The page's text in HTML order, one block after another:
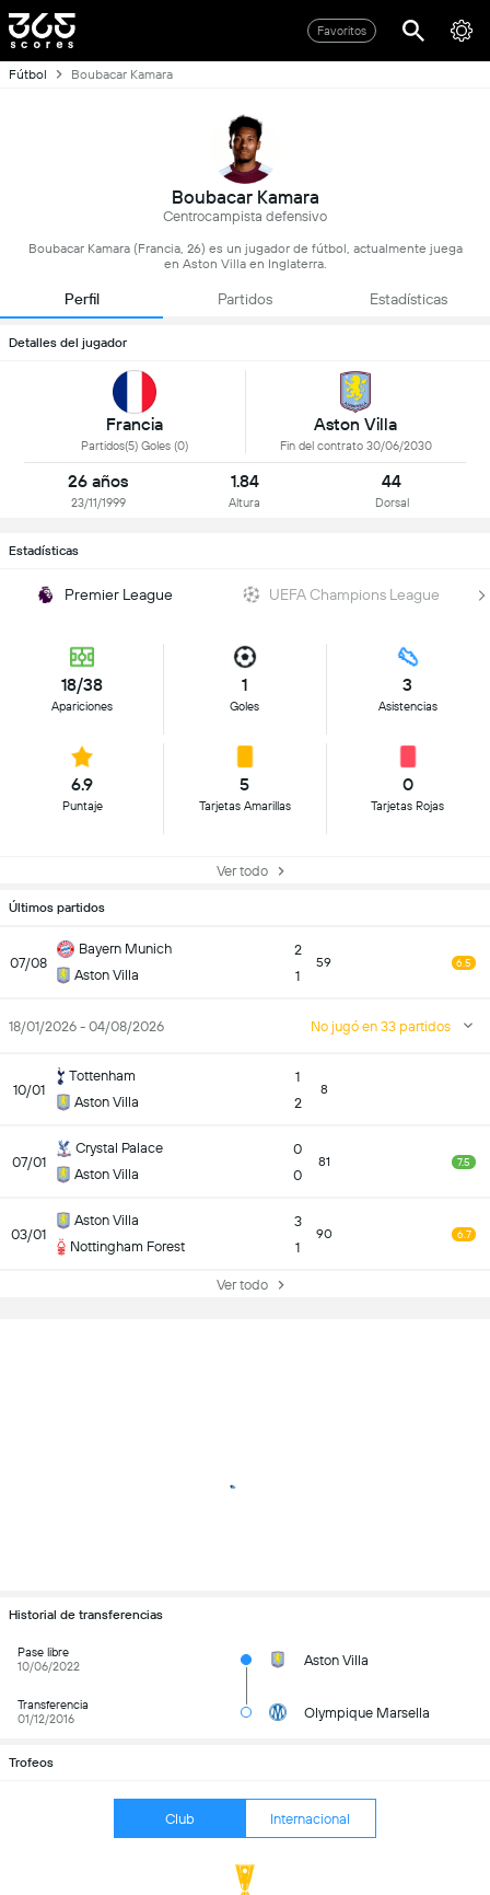
Favoritos
Fútbol Boubacar Kamara
Boubacar Kamara
Centrocampista defensivo
Boubacar Kamara (Francia, 26) es un jugador de fútbol, actualmente juega
en Aston Villa en Inglaterra.
Perfil Partidos Estadísticas
Detalles del jugador
Francia
Partidos(5) Goles (0)
Aston Villa
Fin del contrato 30/06/2030
26 años
23/11/1999
1.84
Altura
44
Dorsal
Estadísticas
Premier League UEFA Champions League
18/38
Apariciones
1
Goles
3
Asistencias
6.9
Puntaje
5
Tarjetas Amarillas
0
Tarjetas Rojas
Ver todo
Últimos partidos
07/08
Bayern Munich
Aston Villa
2
1
59 6.5
18/01/2026 - 04/08/2026 No jugó en 33 partidos
10/01
Tottenham
Aston Villa
1
2
8
07/01
Crystal Palace
Aston Villa
0
0
81 7.5
03/01
Aston Villa
Nottingham Forest
3
1
90 6.7
Ver todo
Historial de transferencias
Pase libre
10/06/2022
Aston Villa
Transferencia
01/12/2016
Olympique Marsella
Trofeos
Club Internacional